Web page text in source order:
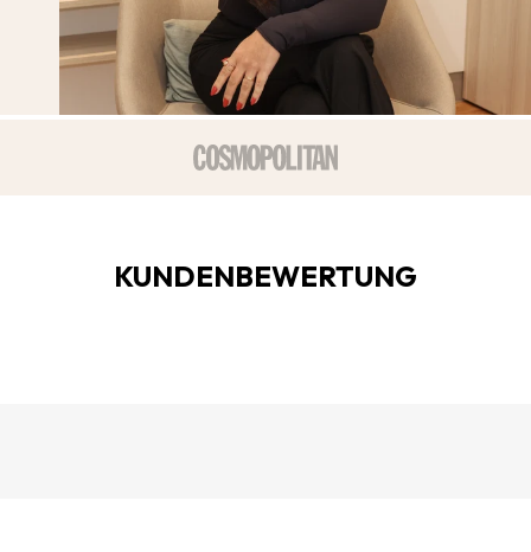
KUNDENBEWERTUNG